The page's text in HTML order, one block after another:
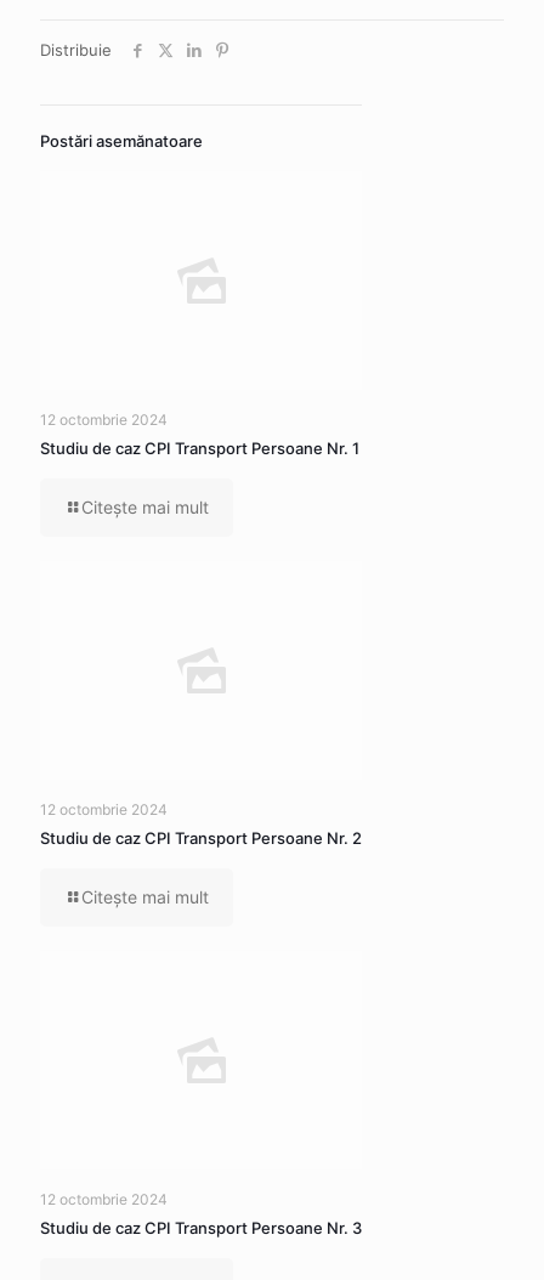
Distribuie
Postări asemănatoare
12 octombrie 2024
Studiu de caz CPI Transport Persoane Nr. 1
Citeşte mai mult
12 octombrie 2024
Studiu de caz CPI Transport Persoane Nr. 2
Citeşte mai mult
12 octombrie 2024
Studiu de caz CPI Transport Persoane Nr. 3